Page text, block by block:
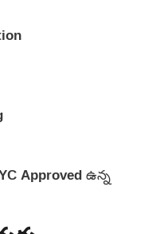
Approved ఉన్న